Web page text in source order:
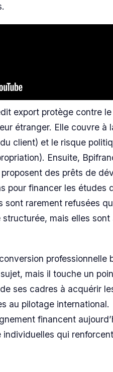
export protège contre
étranger. Elle couvre à
client) et le risque
Ensuite,
des prêts de
pour financer les études
sont rarement refusées
mais elles
professionnelle
mais il touche un
ses cadres à acquérir
au pilotage international.
financent
individuelles qui